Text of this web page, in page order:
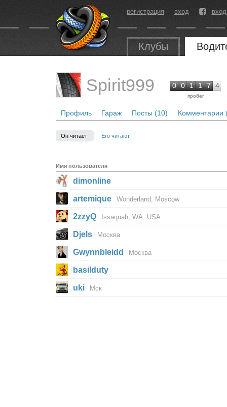
регистрация вход
Клубы
Spirit999 0 0 1 1 7 4
пробег
Профиль Гараж Посты (10) Комментарии
Он читает Его читают
Имя пользователя
dimonline
artemique Wonderland, Moscow
2zzyQ Issaquah, WA, USA
Djels Москва
Gwynnbleidd Москва
basilduty
uki Мск